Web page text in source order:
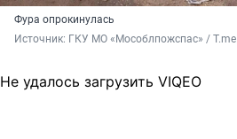
Фура опрокинулась
Источник: ГКУ МО «Мособлпожспас» / T.me
Не удалось загрузить VIQEO